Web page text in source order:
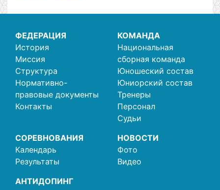
ФЕДЕРАЦИЯ
История
Миссия
Структура
Нормативно-
правовые документы
Контакты
КОМАНДА
Национальная
сборная команда
Юношеский состав
Юниорский состав
Тренеры
Персонал
Судьи
СОРЕВНОВАНИЯ
Календарь
Результаты
НОВОСТИ
Фото
Видео
АНТИДОПИНГ